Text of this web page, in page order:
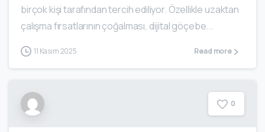
birçok kişi tarafından tercih ediliyor. Özellikle uzaktan
çalışma fırsatlarının çoğalması, dijital göçebe...
11 Kasım 2025 Read more
0